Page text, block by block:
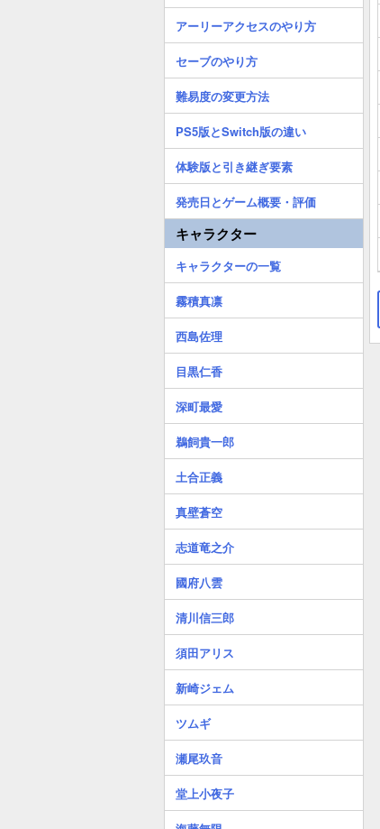
アーリーアクセスのやり方
セーブのやり方
難易度の変更方法
PS5版とSwitch版の違い
体験版と引き継ぎ要素
発売日とゲーム概要・評価
キャラクター
キャラクターの一覧
霧積真凛
西島佐理
目黒仁香
深町最愛
鵜飼貴一郎
土合正義
真壁蒼空
志道竜之介
國府八雲
清川信三郎
須田アリス
新崎ジェム
ツムギ
瀬尾玖音
堂上小夜子